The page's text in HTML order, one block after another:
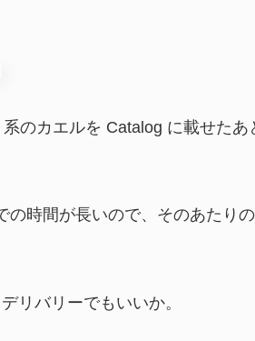
系のカエルを Catalog に載せたあ
時間が長いので、そのあたり
リバリーでもいいか。